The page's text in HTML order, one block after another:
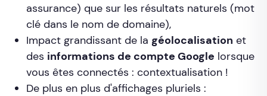
assurance) que sur les résultats naturels (mot
clé dans le nom de domaine),
Impact grandissant de la géolocalisation et
des informations de compte Google lorsque
vous êtes connectés : contextualisation !
De plus en plus d'affichages pluriels :